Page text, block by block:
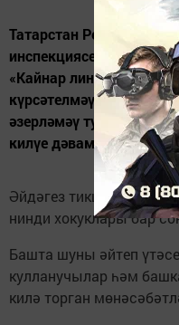
Татарстан
инспекциясенең Чаллы
«Кайнар линия»
күрсәтелмәү, аерым
әзерләмәү турында
килүе дәвам итә.
Әйдәгез тикшерик,
нинди хокуклары бар
Башта шуны әйтеп
кулланучылар һәм
килә торган